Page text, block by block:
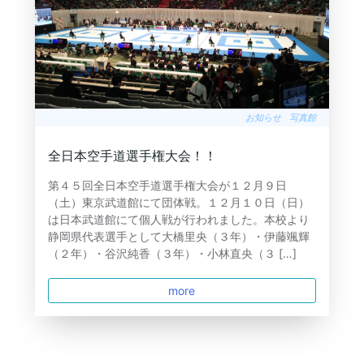
お知らせ 写真館
全日本空手道選手権大会！！
第４５回全日本空手道選手権大会が１２月９日
（土）東京武道館にて団体戦。１２月１０日（日）
は日本武道館にて個人戦が行われました。本校より
静岡県代表選手として大橋里央（３年）・伊藤颯輝
（２年）・谷沢純香（３年）・小林直央（３ […]
more